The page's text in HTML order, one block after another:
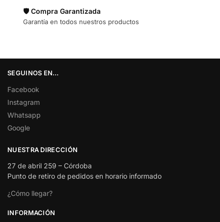
🛡️ Compra Garantizada
Garantía en todos nuestros productos
SEGUINOS EN…
Facebook
Instagram
Whatsapp
Google
NUESTRA DIRECCIÓN
27 de abril 259 – Córdoba
Punto de retiro de pedidos en horario informado
¿Cómo llegar?
INFORMACIÓN